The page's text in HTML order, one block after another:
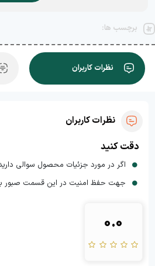
برچسب ها:
نظرات کاربران
نظرات کاربران
دقت کنید
اگر در مورد جزئیات محصول سوالی
جهت حفظ امنیت در این قسمت صبور
0.0